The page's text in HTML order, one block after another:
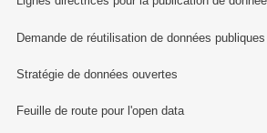
Demande de réutilisation de données publiques
Stratégie de données ouvertes
Feuille de route pour l'open data